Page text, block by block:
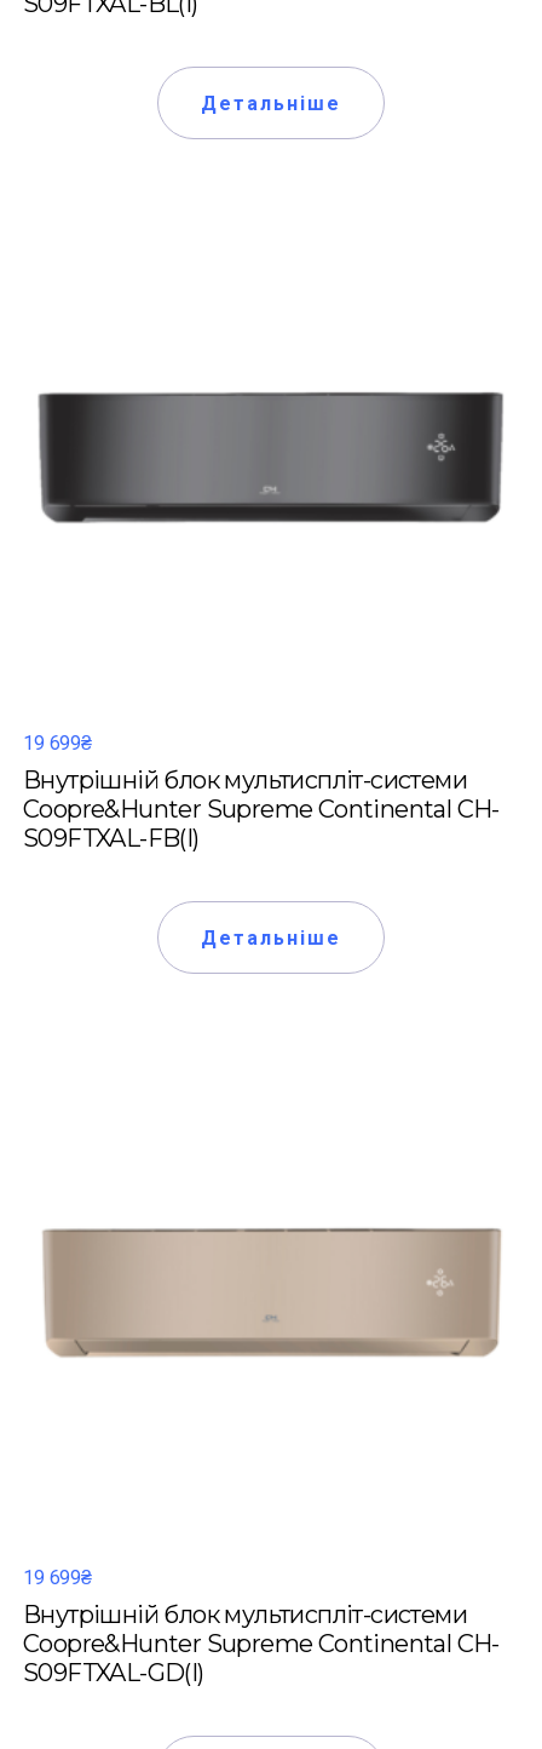
Детальніше
19 699₴
Внутрішній блок мультиспліт-системи
Coopre&Hunter Supreme Continental CH-
S09FTXAL-FB(I)
Детальніше
19 699₴
Внутрішній блок мультиспліт-системи
Coopre&Hunter Supreme Continental CH-
S09FTXAL-GD(I)